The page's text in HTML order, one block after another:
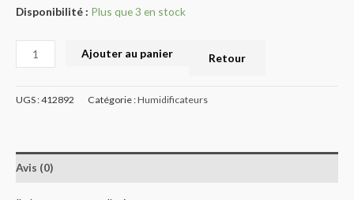
Disponibilité : Plus que 3 en stock
Ajouter au panier Retour
UGS :412892 Catégorie :Humidificateurs
Avis (0)